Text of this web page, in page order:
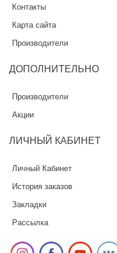
Контакты
Карта сайта
Производители
ДОПОЛНИТЕЛЬНО
Производители
Акции
ЛИЧНЫЙ КАБИНЕТ
Личный Кабинет
История заказов
Закладки
Рассылка